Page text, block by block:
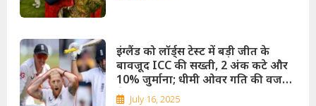
इंग्लैंड को लॉर्ड्स टेस्ट में बड़ी जीत के
बावजूद ICC की सख्ती, 2 अंक कटे और
10% जुर्माना; धीमी ओवर गति की वजह
से लगा तगड़ा झटका!
July 16, 2025